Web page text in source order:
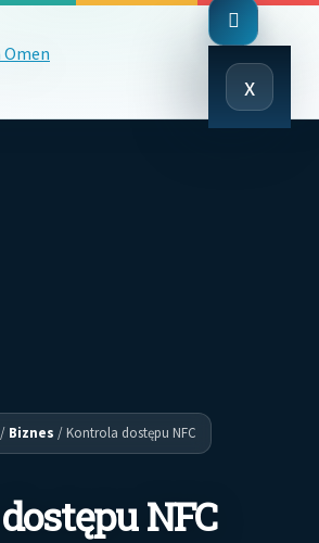
x
Close
Menu
/ Biznes /Kontrola dostępu NFC
NFC